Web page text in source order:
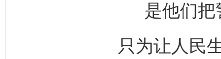
是他们
只为让人民